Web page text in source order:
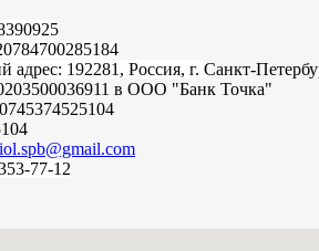
адрес: 192281, Россия, г. Санкт-
в ООО "Банк Точка"
77-12